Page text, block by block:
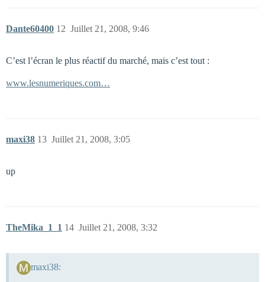
Dante60400 Juillet 21, 2008, 9:46
12
C’est l’écran le plus réactif du marché, mais c’est tout :
www.lesnumeriques.com…
maxi38 Juillet 21, 2008, 3:05
13
up
TheMika_1_1 Juillet 21, 2008, 3:32
14
maxi38: